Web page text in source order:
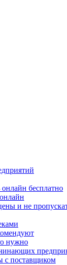
бесплатно
и не
нужно
с поставщиком